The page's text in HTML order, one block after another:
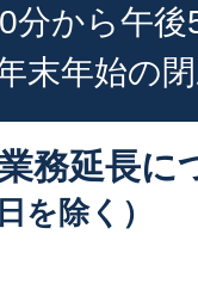
分から午
末年始の
務延長に
を除く）